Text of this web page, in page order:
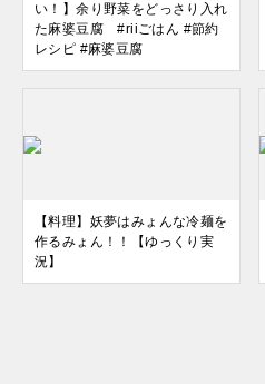
い！】余り野菜をどっさり入れ
た麻婆豆腐 #riiごはん #節約
レシピ #麻婆豆腐
【料理】妖夢はみょんな冷麺を
作るみょん！！【ゆっくり実
況】